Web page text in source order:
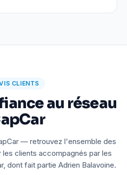
CLIENTS
au réseau
— retrouvez l'ensemble des
les clients accompagnés par les
dont fait partie Adrien Balavoine.